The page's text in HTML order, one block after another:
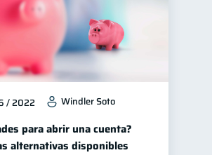
/ 2022 Windler Soto
para abrir una cuenta?
alternativas disponibles